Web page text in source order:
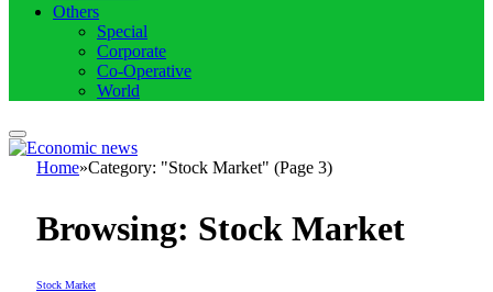
Others
Special
Corporate
Co-Operative
World
Home»Category: "Stock Market" (Page 3)
Browsing: Stock Market
Stock Market